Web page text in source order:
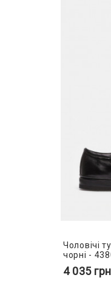
Чоловічі
чорні -
4 035 грн